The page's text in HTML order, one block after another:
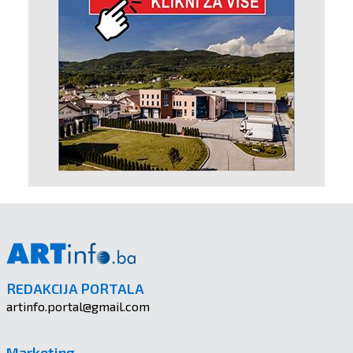
REDAKCIJA PORTALA
artinfo.portal@gmail.com